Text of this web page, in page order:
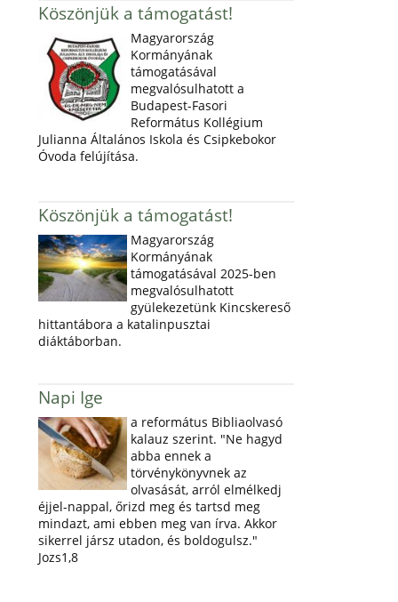
Köszönjük a támogatást!
Magyarország
Kormányának
támogatásával
megvalósulhatott a
Budapest-Fasori
Református Kollégium
Julianna Általános Iskola és Csipkebokor
Óvoda felújítása.
Köszönjük a támogatást!
Magyarország
Kormányának
támogatásával 2025-ben
megvalósulhatott
gyülekezetünk Kincskereső
hittantábora a katalinpusztai
diáktáborban.
Napi Ige
a református Bibliaolvasó
kalauz szerint. "Ne hagyd
abba ennek a
törvénykönyvnek az
olvasását, arról elmélkedj
éjjel-nappal, őrizd meg és tartsd meg
mindazt, ami ebben meg van írva. Akkor
sikerrel jársz utadon, és boldogulsz."
Jozs1,8